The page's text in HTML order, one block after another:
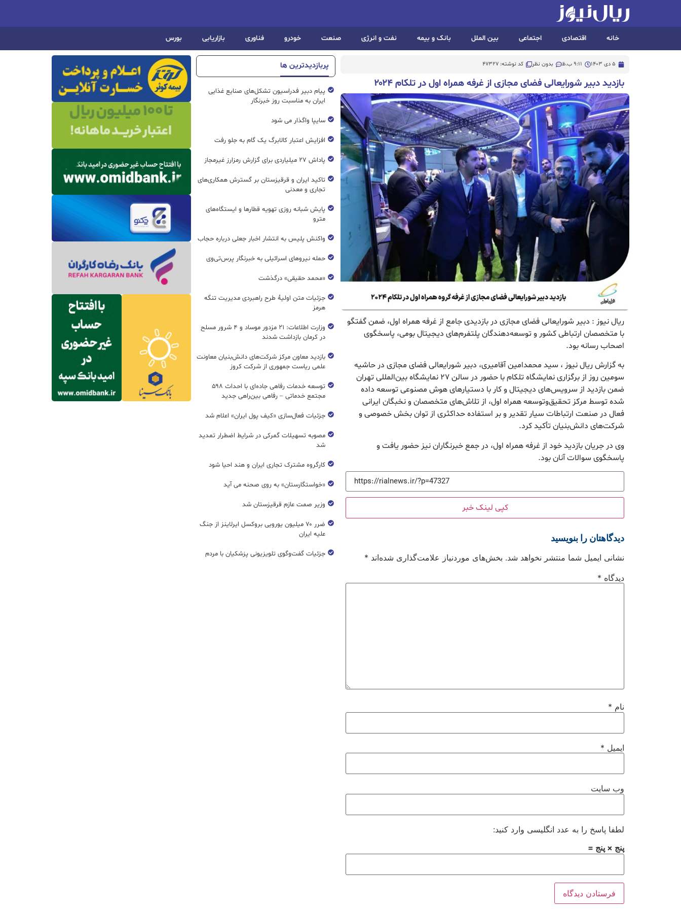
خانه اقتصادی اجتماعی بین الملل بانک و بیمه نفت و انرژی صنعت خودرو فناوری بازاریابی بورس
5 دی 1403 9:11 ب.ظ بدون نظر کد نوشته: 47327
بازدید دبیر شورایعالی فضای مجازی از غرفه همراه اول در تلکام ۲۰۲۴
ریال نیوز : دبیر شورایعالی فضای مجازی در بازدیدی جامع از غرفه همراه اول، ضمن گفتگو
با متخصصان ارتباطی کشور و توسعه‌دهندگان پلتفرم‌های دیجیتال بومی، پاسخگوی
اصحاب رسانه بود.
به گزارش ریال نیوز ، سید محمدامین آقامیری، دبیر شورایعالی فضای مجازی در حاشیه
سومین روز از برگزاری نمایشگاه تلکام با حضور در سالن ۲۷ نمایشگاه بین‌المللی تهران
ضمن بازدید از سرویس‌های دیجیتال و کار با دستیارهای هوش مصنوعی توسعه داده
شده توسط مرکز تحقیق‌وتوسعه همراه اول، از تلاش‌های متخصصان و نخبگان ایرانی
فعال در صنعت ارتباطات سیار تقدیر و بر استفاده حداکثری از توان بخش خصوصی و
شرکت‌های دانش‌بنیان تأکید کرد.
وی در جریان بازدید خود از غرفه همراه اول، در جمع خبرنگاران نیز حضور یافت و
پاسخگوی سوالات آنان بود.
کپی لینک خبر
دیدگاهتان را بنویسید
نشانی ایمیل شما منتشر نخواهد شد. بخش‌های موردنیاز علامت‌گذاری شده‌اند *
دیدگاه *
نام *
ایمیل *
وب‌ سایت
لطفا پاسخ را به عدد انگلیسی وارد کنید:
پنج × پنج =
پربازدیدترین ها
پیام دبیر فدراسیون تشکل‌های صنایع غذایی
ایران به مناسبت روز خبرنگار
سایپا واگذار می شود
افزایش اعتبار کالابرگ یک گام به جلو رفت
پاداش ۲۷ میلیاردی برای گزارش رمزارز غیرمجاز
تاکید ایران و قرقیزستان بر گسترش همکاری‌های
تجاری و معدنی
پایش شبانه روزی تهویه قطار‌ها و ایستگاه‌های
مترو
واکنش پلیس به انتشار اخبار جعلی درباره حجاب
حمله نیروهای اسرائیلی به خبرنگار پرس‌تی‌وی
«محمد حقیقی» درگذشت
جزئیات متن اولیۀ طرح راهبردی مدیریت تنگه
هرمز
وزارت اطلاعات: ۲۱ مزدور موساد و ۴ شرور مسلح
در کرمان بازداشت شدند
بازدید معاون مرکز شرکت‌های دانش‌بنیان معاونت
علمی ریاست جمهوری از شرکت کروز
توسعه خدمات رفاهی جاده‌ای با احداث ۵۹۸
مجتمع خدماتی – رفاهی بین‌راهی جدید
جزئیات فعال‌سازی «کیف پول ایران» اعلام شد
مصوبه تسهیلات گمرکی در شرایط اضطرار تمدید
شد
کارگروه مشترک تجاری ایران و هند احیا شود
«خواستگارستان» به روی صحنه می آید
وزیر صمت عازم قرقیزستان شد
ضرر ۷۰ میلیون یورویی بروکسل ایرلاینز از جنگ
علیه ایران
جزئیات گفت‌وگوی تلویزیونی پزشکیان با مردم